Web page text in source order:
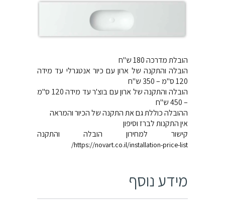
הובלת מדרכה 180 ש"ח
הובלה והתקנה של ארון עם כיור אנטגרלי עד מידה
120 ס"מ – 350 ש"ח
הובלה והתקנה של ארון עם בוצ'ר עד מידה 120 ס"מ
– 450 ש"ח
ההובלה כוללת גם את התקנה של הכיור והמראה
אין התקנות לברז וסיפון
קישור למחירון הובלה והתקנה
https://novart.co.il/installation-price-list/
מידע נוסף